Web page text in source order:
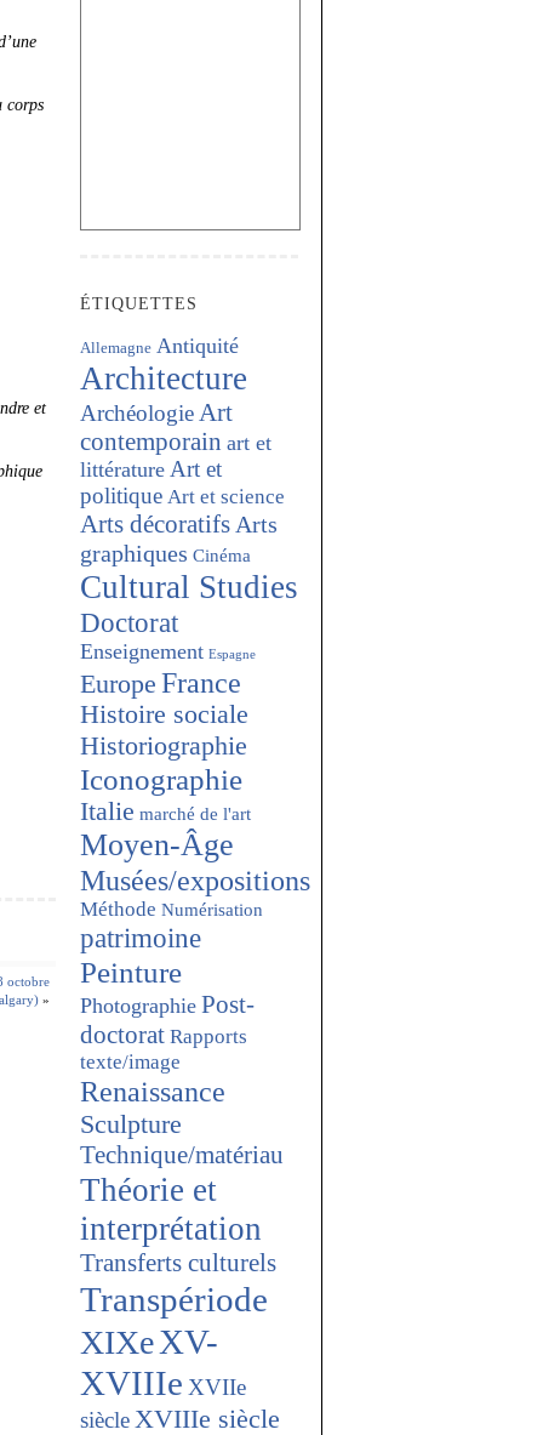
corps
et
octobre
»
ÉTIQUETTES
Allemagne Antiquité
Architecture
Archéologie Art
contemporain art et
littérature Art et
politique Art et science
Arts décoratifs Arts
graphiques Cinéma
Cultural Studies
Doctorat
Enseignement Espagne
Europe France
Histoire sociale
Historiographie
Iconographie
Italie marché de l'art
Moyen-Âge
Musées/expositions
Méthode Numérisation
patrimoine
Peinture
Photographie Post-
doctorat Rapports
texte/image
Renaissance
Sculpture
Technique/matériau
Théorie et
interprétation
Transferts culturels
Transpériode
XIXeXV-
XVIIIe XVIIe
siècleXVIIIe siècle